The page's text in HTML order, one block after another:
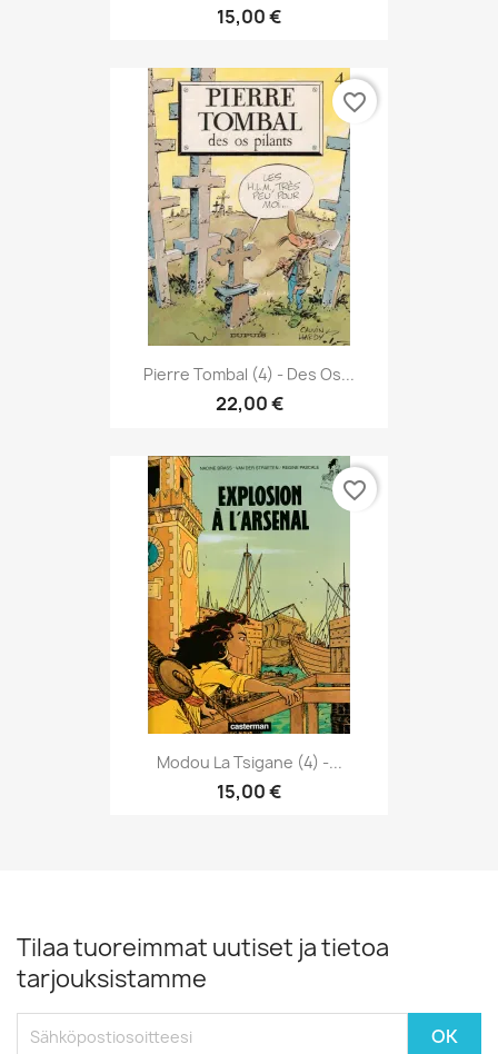
15,00 €
Pierre Tombal (4) - Des Os...
22,00 €
favorite_border
Modou La Tsigane (4) -...
15,00 €
favorite_border
Tilaa tuoreimmat uutiset ja tietoa
tarjouksistamme